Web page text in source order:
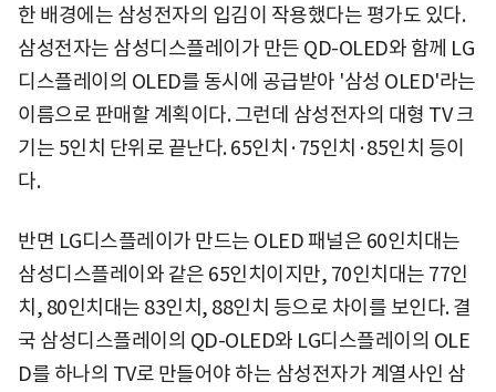
한 배경에는 삼성전자의 입김이 작용했다는 평가도 있다.
삼성전자는 삼성디스플레이가 만든 QD-OLED와 함께 LG
디스플레이의 OLED를 동시에 공급받아 '삼성 OLED'라는
이름으로 판매할 계획이다. 그런데 삼성전자의 대형 TV 크
기는 5인치 단위로 끝난다. 65인치·75인치·85인치 등이
다.
반면 LG디스플레이가 만드는 OLED 패널은 60인치대는
삼성디스플레이와 같은 65인치이지만, 70인치대는 77인
치, 80인치대는 83인치, 88인치 등으로 차이를 보인다. 결
국 삼성디스플레이의 QD-OLED와 LG디스플레이의 OLE
D를 하나의 TV로 만들어야 하는 삼성전자가 계열사인 삼